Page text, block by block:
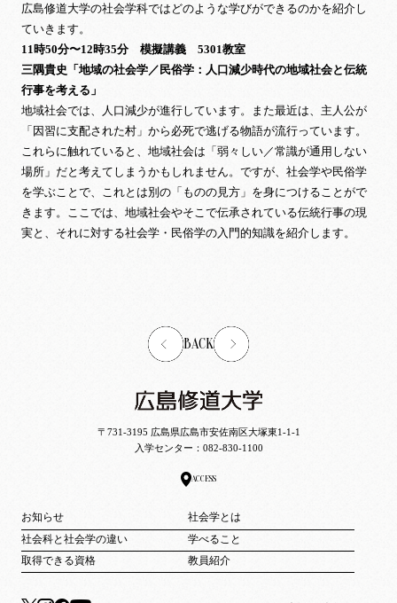
広島修道大学の社会学科ではどのような学びができるのかを紹介し
ていきます。
11時50分〜12時35分 模擬講義 5301教室
三隅貴史「地域の社会学／民俗学：人口減少時代の地域社会と伝統
行事を考える」
地域社会では、人口減少が進行しています。また最近は、主人公が
「因習に支配された村」から必死で逃げる物語が流行っています。
これらに触れていると、地域社会は「弱々しい／常識が通用しない
場所」だと考えてしまうかもしれません。ですが、社会学や民俗学
を学ぶことで、これとは別の「ものの見方」を身につけることがで
きます。ここでは、地域社会やそこで伝承されている伝統行事の現
実と、それに対する社会学・民俗学の入門的知識を紹介します。
BACK
〒731-3195 広島県広島市安佐南区大塚東1-1-1
入学センター： 082-830-1100
ACCESS
お知らせ
社会学とは
社会科と社会学の違い
学べること
取得できる資格
教員紹介